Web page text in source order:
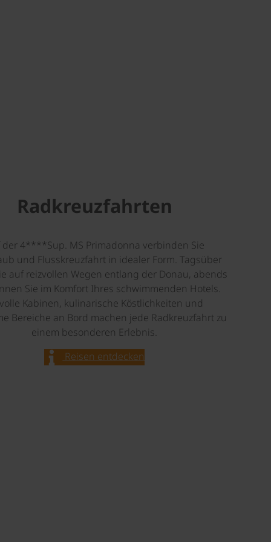
Radkreuzfahrten
der 4****Sup. MS Primadonna verbinden Sie
und Flusskreuzfahrt in idealer Form. Tagsüber
auf reizvollen Wegen entlang der Donau, abends
Sie im Komfort Ihres schwimmenden Hotels.
Kabinen, kulinarische Köstlichkeiten und
Bereiche an Bord machen jede Radkreuzfahrt zu
einem besonderen Erlebnis.
Reisen entdecken